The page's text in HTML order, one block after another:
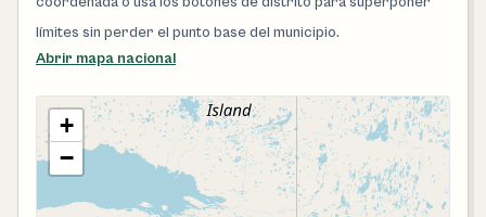
límites sin perder el punto base del municipio.
Abrir mapa nacional
+
−